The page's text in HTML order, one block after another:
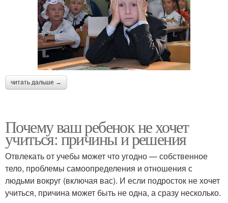
читать дальше →
Почему ваш ребенок не хочет
учиться: причины и решения
Отвлекать от учебы может что угодно — собственное
тело, проблемы самоопределения и отношения с
людьми вокруг (включая вас). И если подросток не хочет
учиться, причина может быть не одна, а сразу несколько.